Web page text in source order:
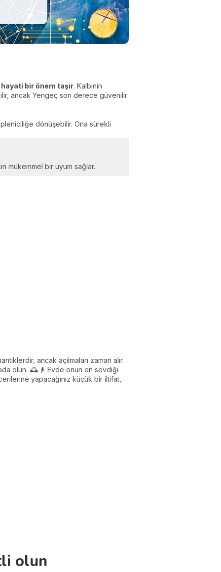
bir önem taşır. Kalbinin
ancak Yengeç son derece güvenilir
dönüşebilir. Ona sürekli
mükemmel bir uyum sağlar.
ancak açılmaları zaman alır.
olun. 🕰️👴 Evde onun en sevdiği
yapacağınız küçük bir iltifat,
olun